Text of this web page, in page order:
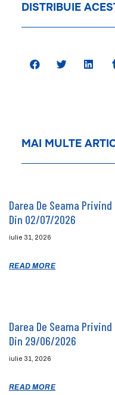
DISTRIBUIE
MAI MULTE
Darea De Seama
Din 02/07/2026
iulie 31, 2026
READ MORE
Darea De Seama
Din 29/06/2026
iulie 31, 2026
READ MORE